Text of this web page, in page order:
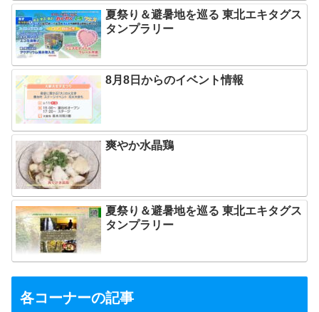
夏祭り＆避暑地を巡る 東北エキタグス
タンプラリー
8月8日からのイベント情報
爽やか水晶鶏
夏祭り＆避暑地を巡る 東北エキタグス
タンプラリー
各コーナーの記事